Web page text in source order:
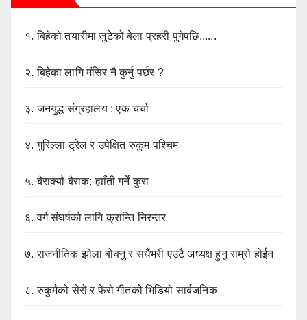
१.बिहेको तयारीमा जुटेको बेला प्रहरी पुगेपछि......
२.बिहेका लागि मंसिर नै कुर्नु पर्छर ?
३.जनयुद्ध संग्रहालय : एक चर्चा
४.गुरिल्ला ट्रेल र उपेक्षित रुकुम पश्चिम
५.बैराक्यौ बैराक: ह्याँती गर्ने कुरा
६.वर्ग संघर्षको लागि क्रान्ति निरन्तर
७.राजनीतिक झोला बोक्नु र सधैंभरी एउटै अध्यक्ष हुनु राम्रो होईन
८.रुकुमैको सेरो र फेरो गीतको भिडियो सार्बजनिक